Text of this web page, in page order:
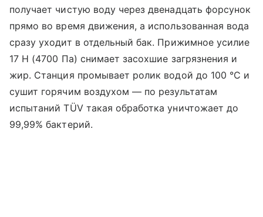
получает чистую воду через двенадцать форсунок
прямо во время движения, а использованная вода
сразу уходит в отдельный бак. Прижимное усилие
17 Н (4700 Па) снимает засохшие загрязнения и
жир. Станция промывает ролик водой до 100 °C и
сушит горячим воздухом — по результатам
испытаний TÜV такая обработка уничтожает до
99,99% бактерий.